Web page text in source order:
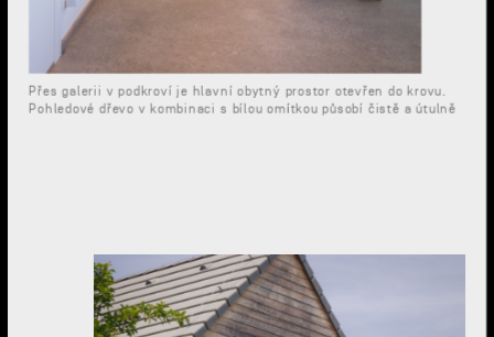
Přes galerii v podkroví je hlavní obytný prostor otevřen do krovu.
Pohledové dřevo v kombinaci s bílou omítkou působí čistě a útulně